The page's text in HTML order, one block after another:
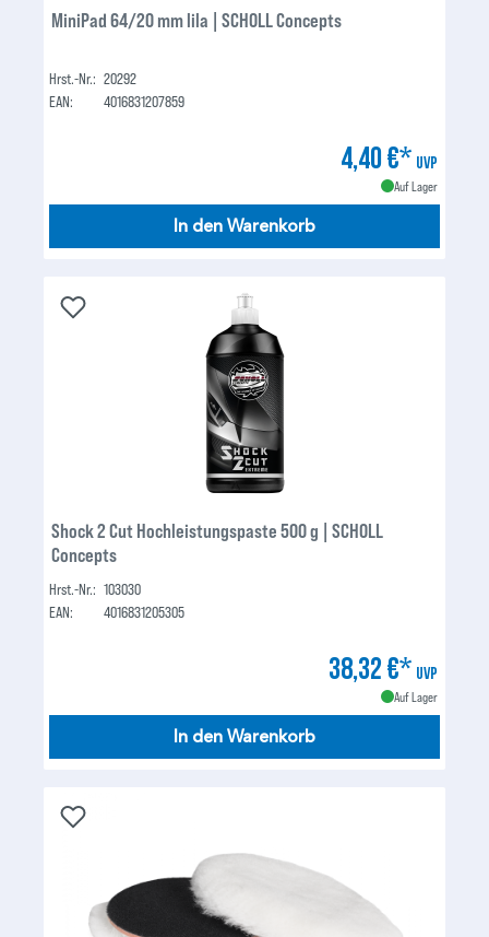
MiniPad 64/20 mm lila | SCHOLL Concepts
Hrst.-Nr.: 20292
EAN:
4016831207859
4,40 €* UVP
Auf Lager
In den Warenkorb
Shock 2 Cut Hochleistungspaste 500 g | SCHOLL
Concepts
Hrst.-Nr.: 103030
EAN:
4016831205305
38,32 €* UVP
Auf Lager
In den Warenkorb